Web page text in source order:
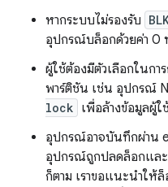
หากระบบไม่รองรับ
อุปกรณ์บล็อกด้วยค่า 0
ผู้ใช้ต้องมีตัวเลือกในก
พาร์ติชัน เช่น อุปกรณ์
lock เพื่อล้างข้อมูลผู้ใ
อุปกรณ์อาจบันทึกผ่าน
อุปกรณ์ถูกปลดล็อกและ
ก็ตาม เราขอแนะนำให้